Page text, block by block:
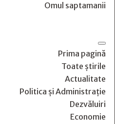
Omul saptamanii
Prima pagină
Toate știrile
Actualitate
Politica și Administrație
Dezvăluiri
Economie